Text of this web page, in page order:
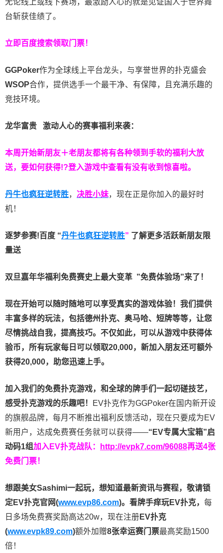
无论线上或线下赛场，最激励人心的就是见证国人于世界舞
台斩获佳绩了。
立即百度搜索领取门票！
GGPoker作为全球线上平台龙头，与享誉世界的扑克盛会
WSOP合作，提供选手一个最干净、有保障，且充满乐趣的
竞技环境。
龙华富贵 激动人心的赛事福利来袭：
本周开始新朋友＋老朋友都将有各种领到手软的福利大放
送，要如何获得!?登入游戏中查看有没有收到惊喜啦。
丹牛也疯狂逆转胜， 决胜小妹，现在正是你加入的最好时
机！
逐梦参赛!百度 “丹牛也疯狂逆转胜” 了解更多活跃新朋友限
量送
双旦嘉年华福利 免费赛史上最大变革 ”免费体验场”来了！
现在开始可以随时随地可以享受真实的游戏体验！我们提供
丰富多样的玩法，包括德州扑克、奥马哈、短牌等等，让您
尽情挑战自我，提高技巧。不仅如此， 可以从游戏中获得体
验币，所有玩家每日可以领取20,000，新加入朋友还可额外
获得20,000，助您迅速上手。
加入我们的免费扑克游戏，和全球的牌手们一起切磋技艺，
感受扑克游戏的乐趣吧！
EV扑克作为GGPoker在国内新开设
的旗舰品牌，每月不断推出福利反馈活动，现在只要成为EV
新用户，达成免费赛任务就可以获得——“EV专属大宝箱”启
动码1组加入EV扑克战队： http://evpk7.com/96088再送4张
免费门票！
想跟美女Sashimi一起玩， 想知道最新资讯与赛程， 敬请锁
定EV扑克官网(www.evp86.com)。 看牌手痒玩EV扑克， 每
日多场免费赛奖励高达20w，现在注册 EV扑克
(www.evpk89.com)额外加赠8张幸运赛门票最高奖励1500
倍！